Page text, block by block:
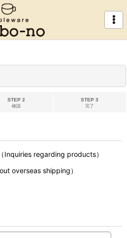
STEP 2
確認
STEP 3
完了
Inquiries regarding products）
overseas shipping）